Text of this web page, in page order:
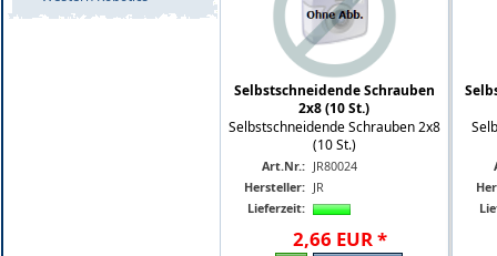
Selbstschneidende Schrauben
2x8 (10 St.)
Selbstschneidende Schrauben 2x8
(10 St.)
Art.Nr.: JR80024
Hersteller: JR
Lieferzeit:
2,66 EUR*